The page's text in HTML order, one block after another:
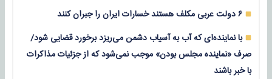
۶ دولت عربی مکلف هستند خسارات ایران را جبران کنند
با نماینده‌ای که آب به آسیاب دشمن می‌ریزد برخورد قضایی شود/
صرف «نماینده مجلس بودن» موجب نمی‌شود که از جزئیات مذاکرات
با خبر باشند